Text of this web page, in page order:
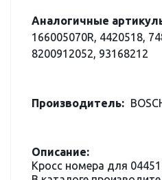
Аналогичные
166005070R, 4420518,
8200912052, 93168212
Производитель:
Описание:
Кросс номера для